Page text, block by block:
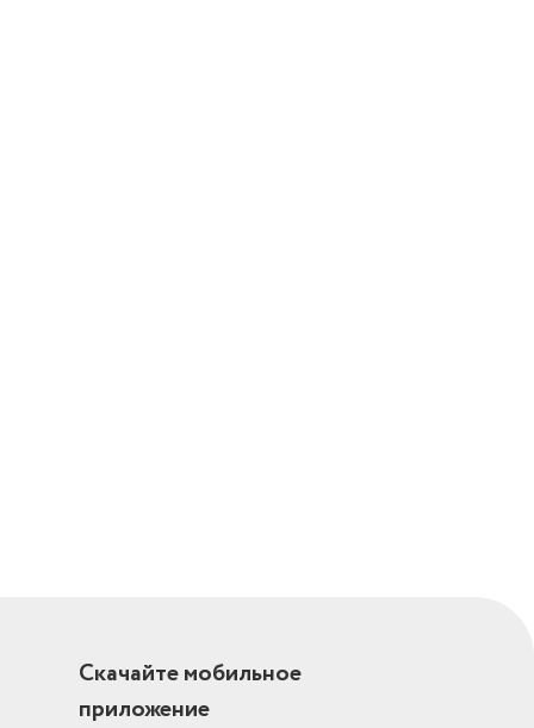
Скачайте мобильное
приложение